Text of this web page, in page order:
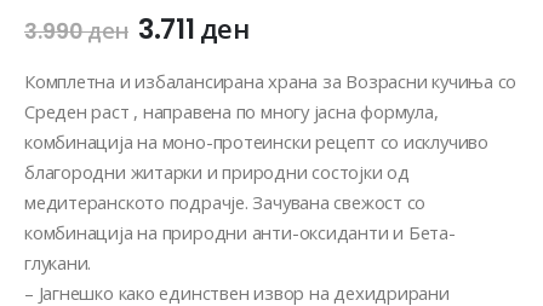
3.990ден 3.711ден
Комплетна и избалансирана храна за Возрасни кучиња со
Среден раст , направена по многу јасна формула,
комбинација на моно-протеински рецепт со исклучиво
благородни житарки и природни состојки од
медитеранското подрачје. Зачувана свежост со
комбинација на природни анти-оксиданти и Бета-
глукани.
– Јагнешко како единствен извор на дехидрирани